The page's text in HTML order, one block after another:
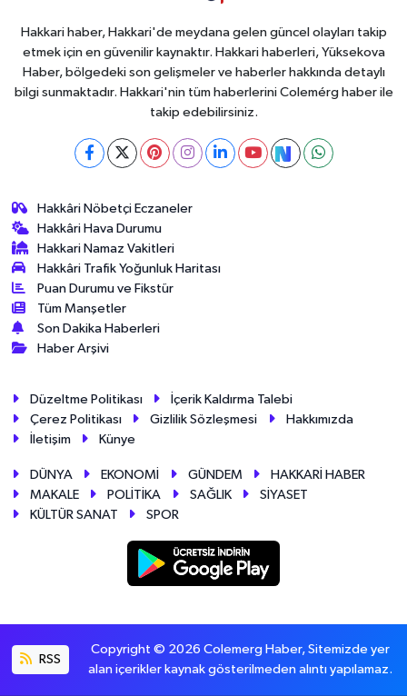
Hakkari haber, Hakkari'de meydana gelen güncel olayları takip
etmek için en güvenilir kaynaktır. Hakkari haberleri, Yüksekova
Haber, bölgedeki son gelişmeler ve haberler hakkında detaylı
bilgi sunmaktadır. Hakkari'nin tüm haberlerini Colemérg haber ile
takip edebilirsiniz.
Hakkâri Nöbetçi Eczaneler
Hakkâri Hava Durumu
Hakkari Namaz Vakitleri
Hakkâri Trafik Yoğunluk Haritası
Puan Durumu ve Fikstür
Tüm Manşetler
Son Dakika Haberleri
Haber Arşivi
Düzeltme Politikası
İçerik Kaldırma Talebi
Çerez Politikası
Gizlilik Sözleşmesi
Hakkımızda
İletişim
Künye
DÜNYA EKONOMİ GÜNDEM
HAKKARİ HABER
MAKALE
POLİTİKA SAĞLIK
SİYASET
KÜLTÜR SANAT
SPOR
RSS
Copyright © 2026 Colemerg Haber, Sitemizde yer
alan içerikler kaynak gösterilmeden alıntı yapılamaz.